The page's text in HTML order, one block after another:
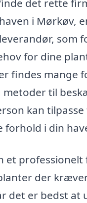
det rette
i Mørkøv,
som
for dine
findes mange
metoder til
kan
forhold i din
et
der
det er bedst at